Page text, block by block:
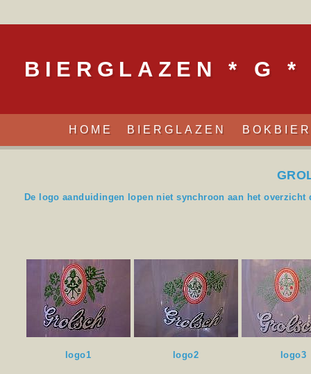
BIERGLAZEN * G *
HOME BIERGLAZEN
De logo aanduidingen lopen niet synchroon aan het
logo1 logo2 logo3